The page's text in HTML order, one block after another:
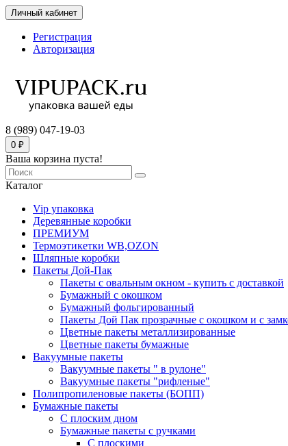
Личный кабинет
Регистрация
Авторизация
8 (989) 047-19-03
0 ₽
Ваша корзина пуста!
Каталог
Vip упаковка
Деревянные коробки
ПРЕМИУМ
Термоэтикетки WB,OZON
Шляпные коробки
Пакеты Дой-Пак
Пакеты с овальным окном - купить с доставкой
Бумажный с окошком
Бумажный фольгированный
Пакеты Дой Пак прозрачные с окошком и с
Цветные пакеты металлизированные
Цветные пакеты бумажные
Вакуумные пакеты
Вакуумные пакеты " в рулоне"
Вакуумные пакеты "рифленые"
Полипропиленовые пакеты (БОПП)
Бумажные пакеты
С плоским дном
Бумажные пакеты с ручками
С плоскими